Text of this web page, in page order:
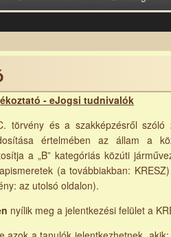
- eJogsi tudnivalók
törvény és a szakképzésről
értelmében az állam a
a „B” kategóriás közúti
(a továbbiakban:
az utolsó oldalon).
nyílik meg a jelentkezési felület a